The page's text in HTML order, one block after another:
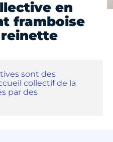
en
framboise
sont des
collectif de la
par des